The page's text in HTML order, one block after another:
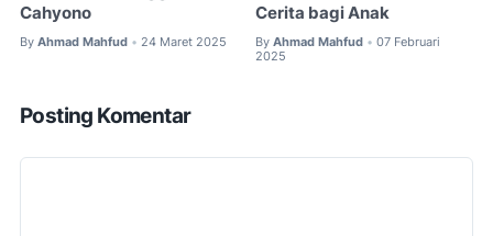
Cahyono
By Ahmad Mahfud • 24 Maret 2025
Cerita bagi Anak
By Ahmad Mahfud • 07 Februari
2025
Posting Komentar